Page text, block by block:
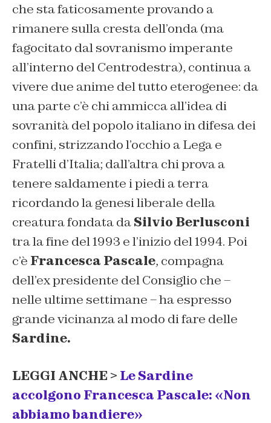
che sta faticosamente provando a
rimanere sulla cresta dell’onda (ma
fagocitato dal sovranismo imperante
all’interno del Centrodestra), continua a
vivere due anime del tutto eterogenee: da
una parte c’è chi ammicca all’idea di
sovranità del popolo italiano in difesa dei
confini, strizzando l’occhio a Lega e
Fratelli d’Italia; dall’altra chi prova a
tenere saldamente i piedi a terra
ricordando la genesi liberale della
creatura fondata daSilvio Berlusconi
tra la fine del 1993 e l’inizio del 1994. Poi
c’è Francesca Pascale, compagna
dell’ex presidente del Consiglio che –
nelle ultime settimane – ha espresso
grande vicinanza al modo di fare delle
Sardine.
LEGGI ANCHE > Le Sardine
accolgono Francesca Pascale: «Non
abbiamo bandiere»